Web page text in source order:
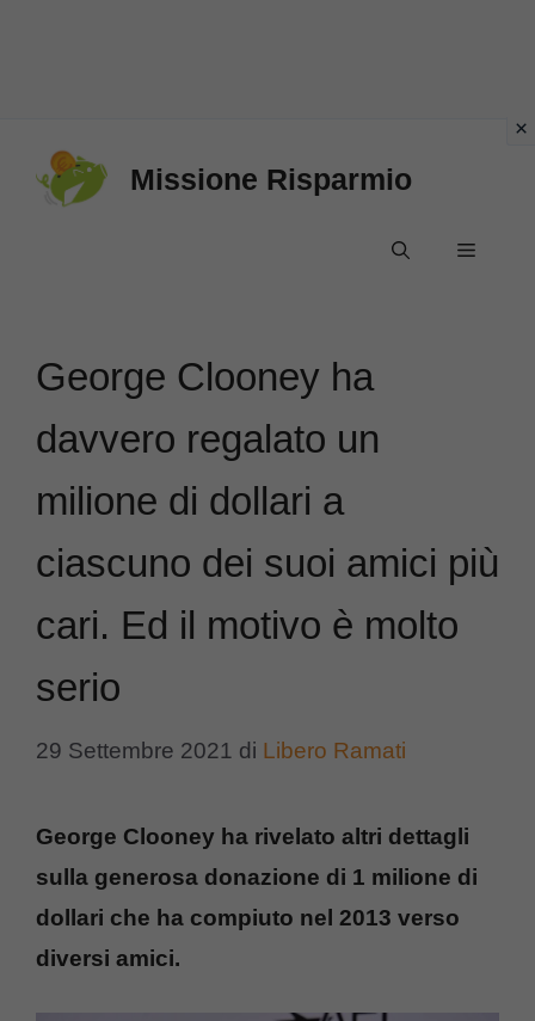
Missione Risparmio
Menu
George Clooney ha
davvero regalato un
milione di dollari a
ciascuno dei suoi amici più
cari. Ed il motivo è molto
serio
29 Settembre 2021 di Libero Ramati
George Clooney ha rivelato altri dettagli
sulla generosa donazione di 1 milione di
dollari che ha compiuto nel 2013 verso
diversi amici.